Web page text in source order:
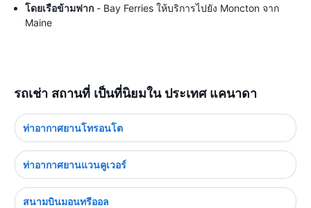
โดยเรือข้ามฟาก - Bay Ferries ให้บริการไปยัง Moncton จาก
Maine
รถเช่า สถานที่ เป็นที่นิยมใน ประเทศ แคนาดา
ท่าอากาศยานโทรอนโต
ท่าอากาศยานแวนคูเวอร์
สนามบินมอนทรีออล